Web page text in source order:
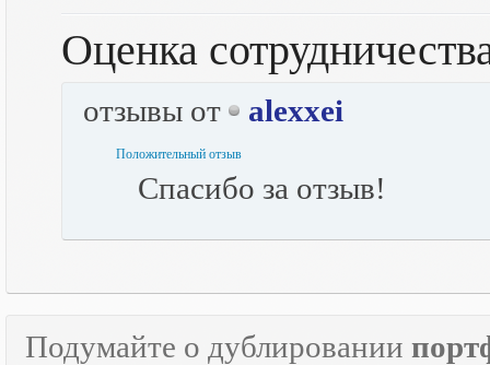
Оценка
отзывы от alexxei
Положительный отзыв
Спасибо за отзыв!
Подумайте о дублировании